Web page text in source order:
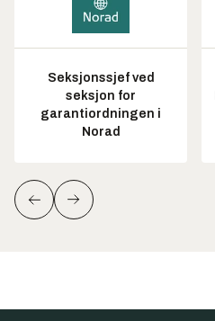
Seksjonssjef ved
seksjon for
garantiordningen i
Norad